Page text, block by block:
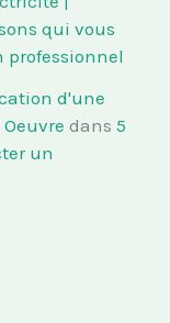
qui vous
d'une
dans5
un